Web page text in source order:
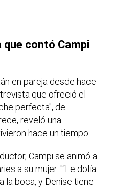
que contó Campi
en pareja desde hace
que ofreció el
perfecta", de
reveló una
hace un tiempo.
Campi se animó a
a su mujer. "“Le dolía
la boca, y Denise tiene